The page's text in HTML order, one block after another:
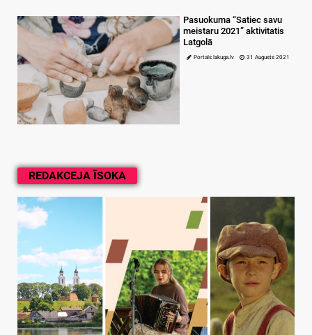
REDAKCEJA ĪSOKA
Pasuokuma “Satiec savu
meistaru 2021” aktivitatis
Latgolā
Portals lakuga.lv 31 Augusts 2021